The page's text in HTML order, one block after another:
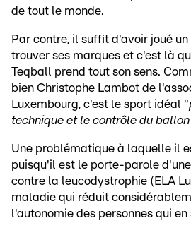
de tout le monde.
Par contre, il suffit d'avoir joué
trouver ses marques et c'est là
Teqball prend tout son sens.
bien Christophe Lambot de
Luxembourg, c'est le sport idéal "
technique et le contrôle du
Une problématique à laquelle il
puisqu'il est le porte-parole
contre la leucodystrophie (ELA
maladie qui réduit
l'autonomie des personnes qui